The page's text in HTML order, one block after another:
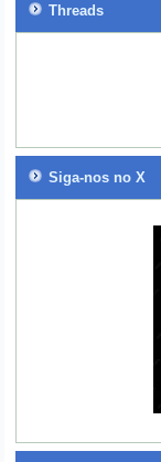
Threads
Siga-nos no X